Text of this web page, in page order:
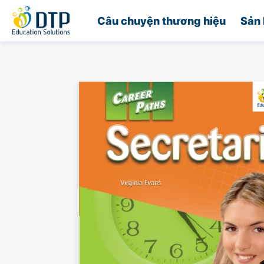
Câu chuyện thương hiệu Sản
Trang chủ